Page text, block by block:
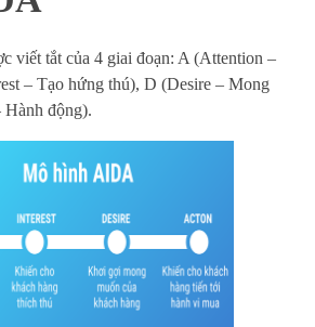
viết tắt của 4 giai đoạn: A (Attention –
– Tạo hứng thú), D (Desire – Mong
động).